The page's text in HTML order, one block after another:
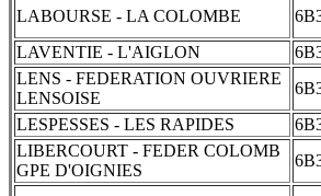
LABOURSE - LA COLOMBE
LAVENTIE - L'AIGLON
LENS - FEDERATION OUVRIERE
LENSOISE
LESPESSES - LES RAPIDES
LIBERCOURT - FEDER COLOMB
GPE D'OIGNIES